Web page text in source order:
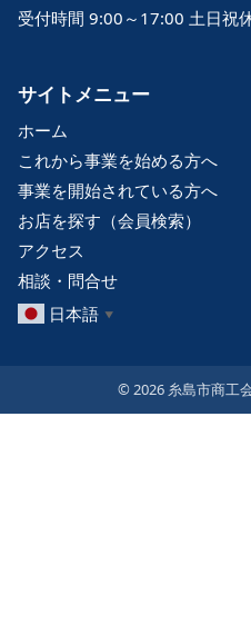
受付時間 9:00～17:00 土日祝
サイトメニュー
ホーム
これから事業を始める方へ
事業を開始されている方へ
お店を探す（会員検索）
アクセス
相談・問合せ
日本語 ▼
© 2026 糸島市商工